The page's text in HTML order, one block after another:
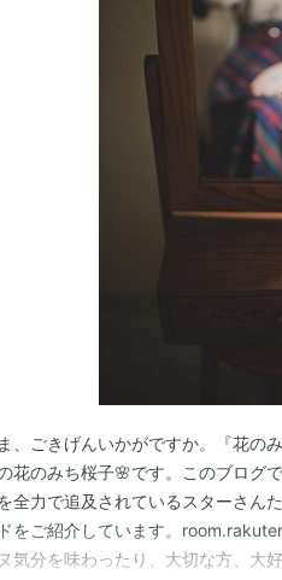
、ごきげんいかがですか。『花の
花のみち桜子🌸です。このブログ
全力で追及されているスターさん
をご紹介しています。
気分を味わったり、大切な方、大